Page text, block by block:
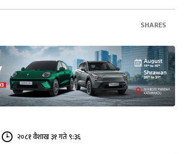
SHARES
२०८१ वैशाख ३१ गते ९:३६